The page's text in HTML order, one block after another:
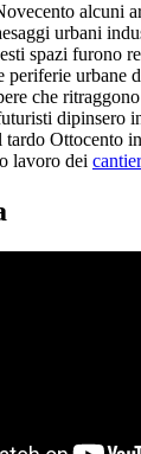
alcuni
urbani
spazi furono
periferie urbane
che
dipinsero
tardo Ottocento
lavoro dei